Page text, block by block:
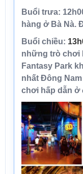
Buổi trưa:
hàng ở Bà Nà.
Buổi chiều:
những trò chơi
Fantasy Park
nhất Đông Nam
chơi hấp dẫn ở